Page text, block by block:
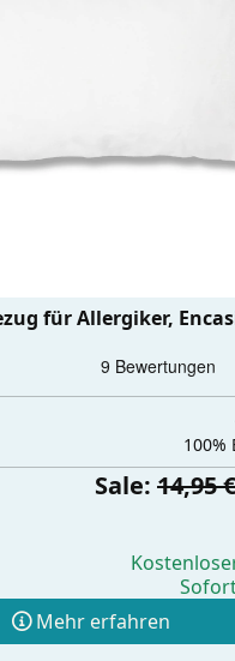
für Allergiker,
100%
Sale: 14,95 €
Mehr erfahren